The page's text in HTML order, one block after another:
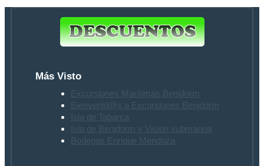
Más Visto
Excursiones Marítimas Benidorm
Bienvenid@s a Excursiones Benidorm
Isla de Tabarca
Isla de Benidorm y Visión submarina
Bodegas Enrique Mendoza